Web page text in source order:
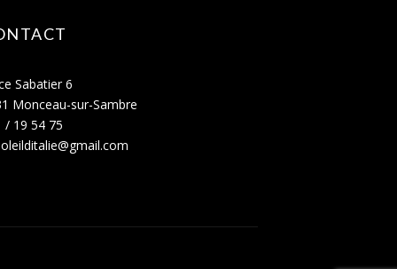
Sabatier 6
Monceau-sur-Sambre
/ 19 54 75